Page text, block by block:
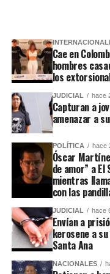
Cae en
hombres
los
JUDICIAL hace
Capturan a
amenazar a
POLÍTICA hace
Óscar
de amor” a
mientras
con las
JUDICIAL hace
Envían a
kerosene a
Santa Ana
NACIONALES